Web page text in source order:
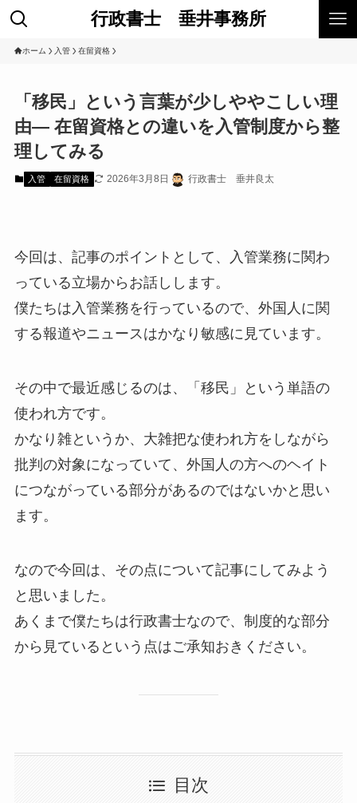
行政書士 垂井事務所
ホーム 入管 在留資格
「移民」という言葉が少しややこしい理
由― 在留資格との違いを入管制度から整
理してみる
入管 在留資格 2026年3月8日 行政書士 垂井良太
今回は、記事のポイントとして、入管業務に関わ
っている立場からお話しします。
僕たちは入管業務を行っているので、外国人に関
する報道やニュースはかなり敏感に見ています。
その中で最近感じるのは、「移民」という単語の
使われ方です。
かなり雑というか、大雑把な使われ方をしながら
批判の対象になっていて、外国人の方へのヘイト
につながっている部分があるのではないかと思い
ます。
なので今回は、その点について記事にしてみよう
と思いました。
あくまで僕たちは行政書士なので、制度的な部分
から見ているという点はご承知おきください。
目次